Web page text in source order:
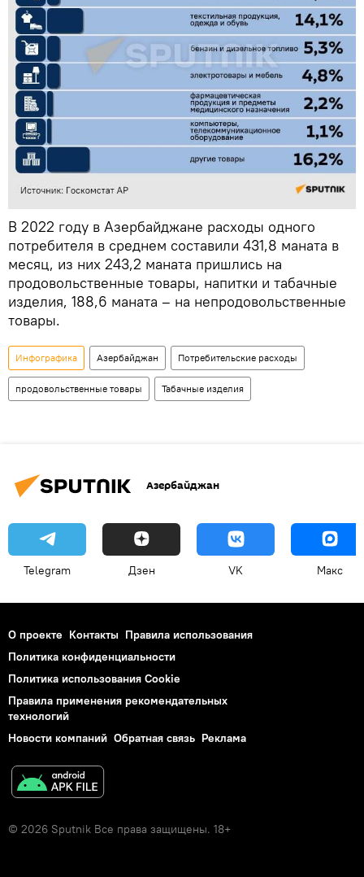
В 2022 году в Азербайджане расходы одного
потребителя в среднем составили 431,8 маната в
месяц, из них 243,2 маната пришлись на
продовольственные товары, напитки и табачные
изделия, 188,6 маната – на непродовольственные
товары.
Инфографика Азербайджан Потребительские расходы
продовольственные товары Табачные изделия
Азербайджан
Telegram Дзен VK Макс
О проекте Контакты Правила использования
Политика конфиденциальности
Политика использования Cookie
Правила применения рекомендательных
технологий
Новости компаний Обратная связь Реклама
© 2026 Sputnik Все права защищены. 18+